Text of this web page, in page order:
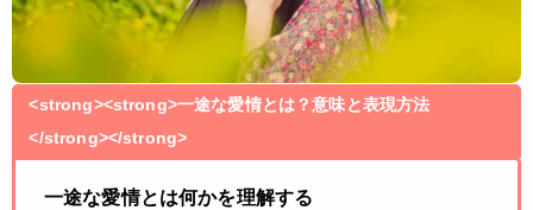
<strong><strong>一途な愛情とは？意味と表現方法
</strong></strong>
一途な愛情とは何かを理解する